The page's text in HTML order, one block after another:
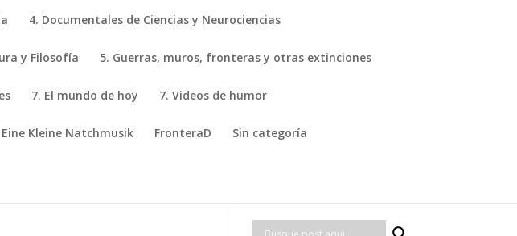
4. Documentales de Ciencias y Neurociencias
y Filosofía 5. Guerras, muros, fronteras y otras extinciones
7. El mundo de hoy 7. Videos de humor
Eine Kleine Natchmusik FronteraD Sin categoría